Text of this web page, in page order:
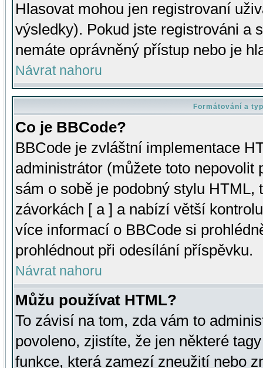
Hlasovat mohou jen registrovaní
výsledky). Pokud jste registrováni a
nemáte oprávněný přístup nebo je
Návrat nahoru
Formátování a
Co je BBCode?
BBCode je zvláštní implementace
administrátor (můžete toto
sám o sobě je podobný stylu HTML,
závorkách [ a ] a nabízí větší
více informací o BBCode si
prohlédnout při odesílání příspěvku.
Návrat nahoru
Můžu používat HTML?
To závisí na tom, zda vám to
povoleno, zjistíte, že jen některé
funkce, která zamezí zneužití nebo